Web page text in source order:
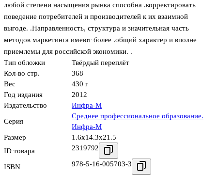
любой степени насыщения рынка способна .корректировать
поведение потребителей и производителей к их взаимной
выгоде. .Направленность, структура и значительная часть
методов маркетинга имеют более .общий характер и вполне
приемлемы для российской экономики. .
Тип обложки
Твёрдый переплёт
Кол-во стр.
368
Вес
430 г
Год издания
2012
Издательство
Инфра-М
Серия
Среднее профессиональное образование.
Инфра-М
Размер
1.6x14.3x21.5
ID товара
2319792
ISBN 978-5-16-005703-3